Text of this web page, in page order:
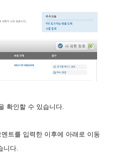
확인할 수 있습니다.
트를 입력한 이후에 아래로 이동
니다.